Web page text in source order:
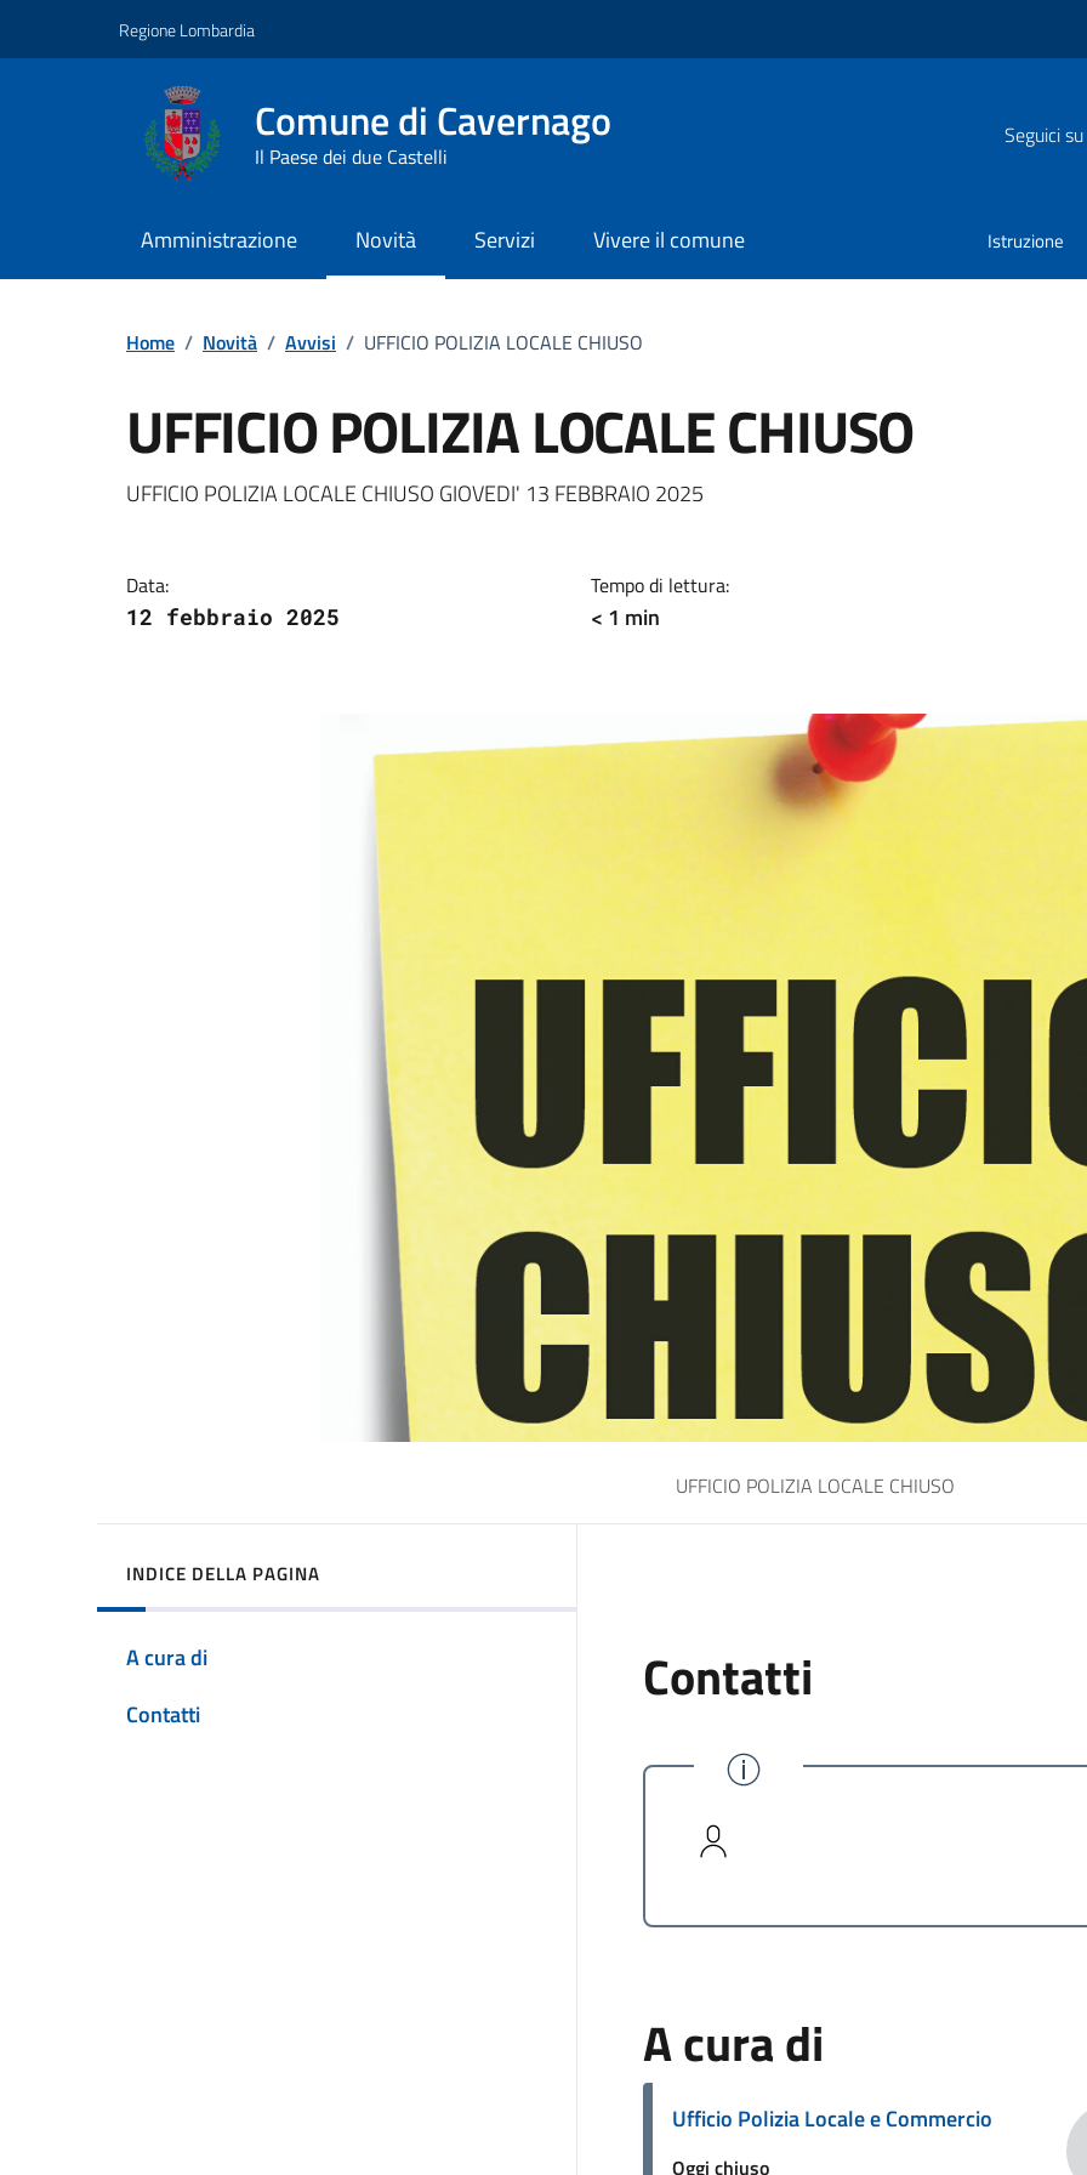
Regione Lombardia
Comune di Cavernago
Il Paese dei due Castelli
Seguici su
Amministrazione Novità Servizi Vivere il comune Istruzione
Home / Novità / Avvisi / UFFICIO POLIZIA LOCALE CHIUSO
UFFICIO POLIZIA LOCALE CHIUSO
Dettagli della notizia
UFFICIO POLIZIA LOCALE CHIUSO GIOVEDI' 13 FEBBRAIO 2025
Data:
12 febbraio 2025
Tempo di lettura:
< 1 min
UFFICIO POLIZIA LOCALE CHIUSO
INDICE DELLA PAGINA
A cura di
Contatti
Contatti
A cura di
Ufficio Polizia Locale e Commercio
Oggi chiuso